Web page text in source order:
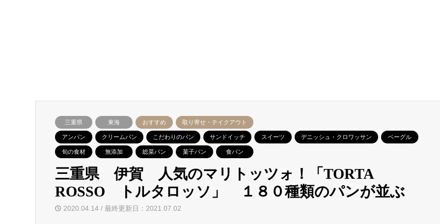
三重県 東海 おすすめ 取り寄せ・テイクアウト
アンパン クリームパン こだわりのパン サンドイッチ スイーツ デニッシュ・クロワッサン ベーグル
旬の食材 無添加 総菜パン 菓子パン 食パン
三重県 伊賀 人気のマリトッツォ！「TORTA
ROSSO トルタロッソ」 １８０種類のパンが並ぶ
2020.04.14 / 最終更新日：2021.07.02